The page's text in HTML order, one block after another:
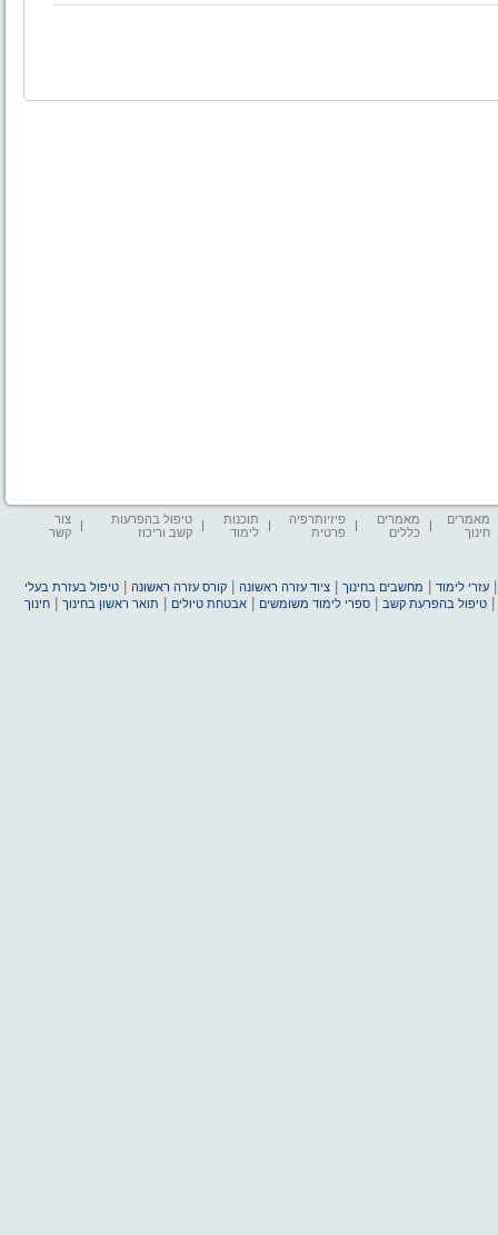
מאמרים
חינוך
מאמרים
כללים
פיזיותרפיה
פרטית
תוכנות
לימוד
טיפול בהפרעות
קשב וריכוז
צור
קשר
עזרי לימוד מחשבים בחינוך |ציוד עזרה ראשונה |קורס עזרה ראשונה |טיפול בעזרת בעלי
|טיפול בהפרעת קשב |ספרי לימוד משומשים |אבטחת טיולים תואר ראשון בחינוך |חינוך